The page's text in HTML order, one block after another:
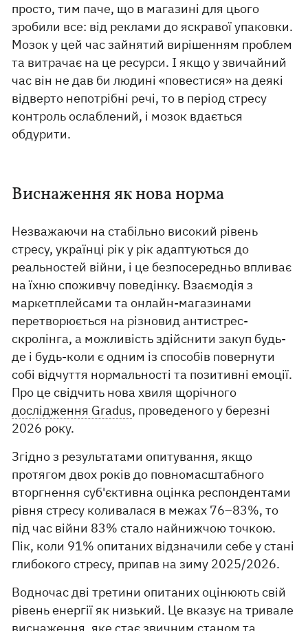
просто, тим паче, що в магазині для цього
зробили все: від реклами до яскравої упаковки.
Мозок у цей час зайнятий вирішенням проблем
та витрачає на це ресурси. І якщо у звичайний
час він не дав би людині «повестися» на деякі
відверто непотрібні речі, то в період стресу
контроль ослаблений, і мозок вдається
обдурити.
Виснаження як нова норма
Незважаючи на стабільно високий рівень
стресу, українці рік у рік адаптуються до
реальностей війни, і це безпосередньо впливає
на їхню споживчу поведінку. Взаємодія з
маркетплейсами та онлайн-магазинами
перетворюється на різновид антистрес-
скролінга, а можливість здійснити закуп будь-
де і будь-коли є одним із способів повернути
собі відчуття нормальності та позитивні емоції.
Про це свідчить нова хвиля щорічного
дослідження Gradus, проведеного у березні
2026 року.
Згідно з результатами опитування, якщо
протягом двох років до повномасштабного
вторгнення суб'єктивна оцінка респондентами
рівня стресу коливалася в межах 76–83%, то
під час війни 83% стало найнижчою точкою.
Пік, коли 91% опитаних відзначили себе у стані
глибокого стресу, припав на зиму 2025/2026.
Водночас дві третини опитаних оцінюють свій
рівень енергії як низький. Це вказує на тривале